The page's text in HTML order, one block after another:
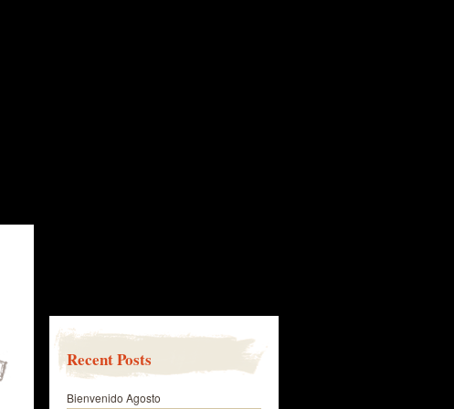
Recent Posts
Bienvenido Agosto